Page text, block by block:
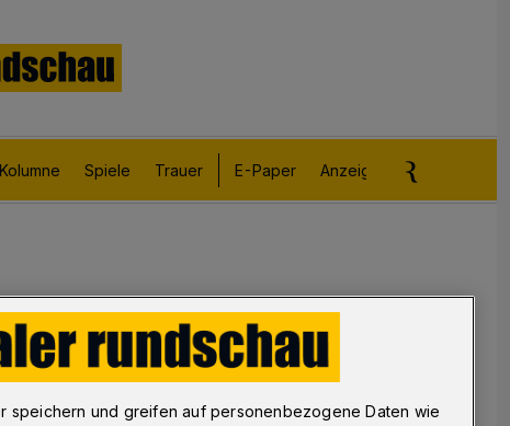
Kolumne Spiele Trauer E-Paper Anzeigen aufgeben
speichern und greifen auf personenbezogene Daten wie